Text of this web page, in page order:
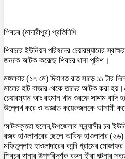
শিবচর (মাদারীপুর) প্রতিনিধি
শিবচরে ইউনিয়ন পরিষদের চেয়ারম্যানের
জনকে আটক করেছে শিবচর থানা পুলিশ।
মঙ্গলবার (১৭ মে) দিবাগত রাত সাড়ে ১১ টার
মালের হাট বাজার থেকে তাদের আটক করা
চেয়ারম্যান আঃ রহমান খান ওরফে সাদ্দাম বাদি
উল্লেখ করে ও অজ্ঞাত কয়েকজনকে আসামী
আটককৃতরা হলেন,উপজেলার সন্ন্যাসীর চর
রজব হাওলাদারের ছেলে আরিফ হাওলাদার (২৬)
মফিতুল্লাহ হাওলাদারের কান্দি গ্রামের
শিবচর থানার উপপরিদর্শক বরুন হীরা ঘটনার